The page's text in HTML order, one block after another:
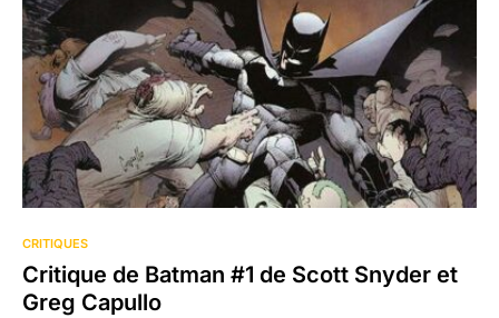
CRITIQUES
Critique de Batman #1 de Scott Snyder et
Greg Capullo